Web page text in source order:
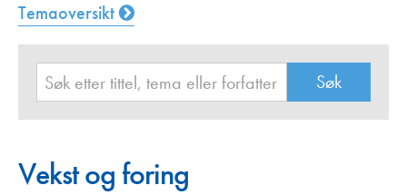
Temaoversikt
Vekst og foring